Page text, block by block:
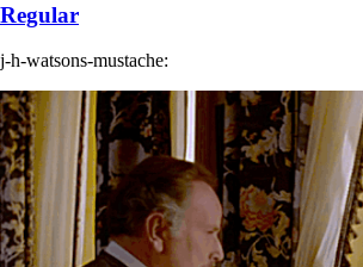
Regular
j-h-watsons-mustache: